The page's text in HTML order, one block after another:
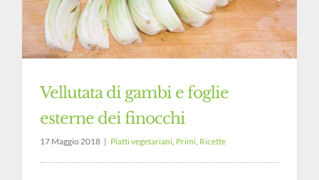
Vellutata di gambi e foglie
esterne dei finocchi
17 Maggio 2018 | Piatti vegetariani, Primi, Ricette